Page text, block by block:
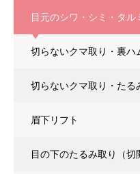
目元のシワ・シミ・タル
切らないクマ取り・裏ハ
切らないクマ取り・たる
眉下リフト
目の下のたるみ取り（切